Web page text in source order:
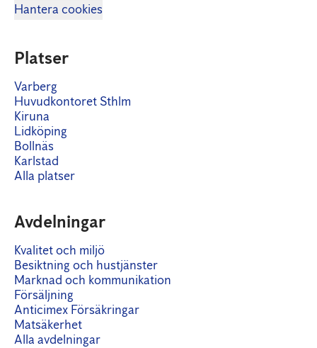
Hantera cookies
Platser
Varberg
Huvudkontoret Sthlm
Kiruna
Lidköping
Bollnäs
Karlstad
Alla platser
Avdelningar
Kvalitet och miljö
Besiktning och hustjänster
Marknad och kommunikation
Försäljning
Anticimex Försäkringar
Matsäkerhet
Alla avdelningar